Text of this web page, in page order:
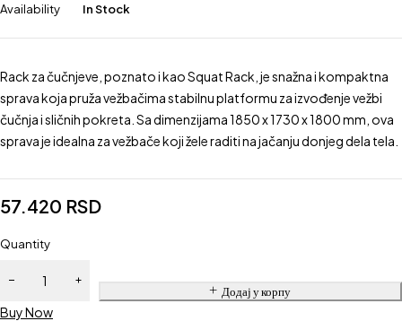
Availability
In Stock
Rack za čučnjeve, poznato i kao Squat Rack, je snažna i kompaktna
sprava koja pruža vežbačima stabilnu platformu za izvođenje vežbi
čučnja i sličnih pokreta. Sa dimenzijama 1850 x 1730 x 1800 mm, ova
sprava je idealna za vežbače koji žele raditi na jačanju donjeg dela tela.
57.420 RSD
Quantity
Додај у корпу
Buy Now